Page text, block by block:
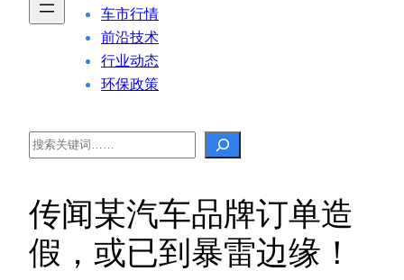
车市行情
前沿技术
行业动态
环保政策
Search
传闻某汽车品牌订单造
假，或已到暴雷边缘！